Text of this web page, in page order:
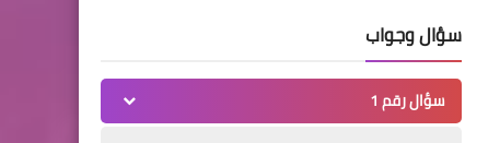
جبهة التحرير العربية تشارك
في إحياء ذكرى انطلاقة الثورة
الفلسطينية في منطقة صور
سؤال وجواب
سؤال رقم 1